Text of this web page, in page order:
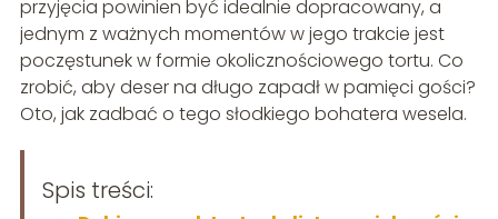
przyjęcia powinien być idealnie dopracowany, a
jednym z ważnych momentów w jego trakcie jest
poczęstunek w formie okolicznościowego tortu. Co
zrobić, aby deser na długo zapadł w pamięci gości?
Oto, jak zadbać o tego słodkiego bohatera wesela.
Spis treści: